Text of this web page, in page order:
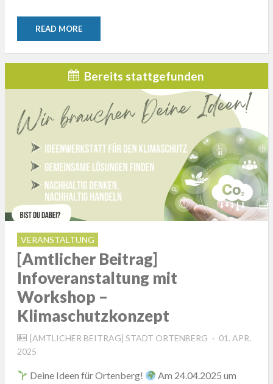
READ MORE
Bereits stattgefunden
VERANSTALTUNG
[Amtlicher Beitrag]
Infoveranstaltung mit
Workshop –
Klimaschutzkonzept
[AMTLICHER BEITRAG] STADT ORTENBERG
POSTED
01. APR.
2025
Deine Ideen für Ortenberg!
Am 24.04.2025 um